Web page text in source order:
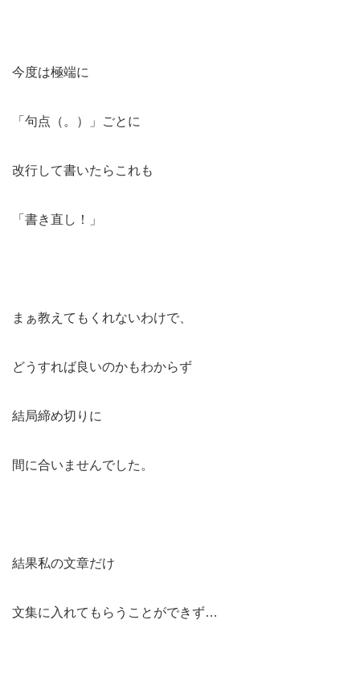
今度は極端に
「句点（。）」ごとに
改行して書いたらこれも
「書き直し！」
まぁ教えてもくれないわけで、
どうすれば良いのかもわからず
結局締め切りに
間に合いませんでした。
結果私の文章だけ
文集に入れてもらうことができず…